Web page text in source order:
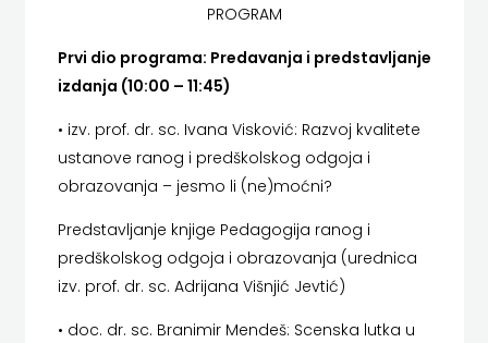
FRAKTURA
FRAM
ZIRAL
GLAS
KONCILA
HARFA
PROGRAM
Prvi dio programa: Predavanja i predstavljanje
izdanja (10:00 – 11:45)
• izv. prof. dr. sc. Ivana Visković: Razvoj kvalitete
ustanove ranog i predškolskog odgoja i
obrazovanja – jesmo li (ne)moćni?
Predstavljanje knjige Pedagogija ranog i
predškolskog odgoja i obrazovanja (urednica
izv. prof. dr. sc. Adrijana Višnjić Jevtić)
• doc. dr. sc. Branimir Mendeš: Scenska lutka u